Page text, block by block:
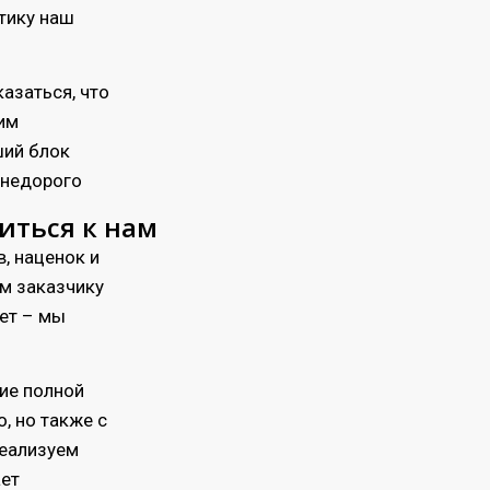
наш
что
блок
к нам
наценок и
заказчику
– мы
полной
но также с